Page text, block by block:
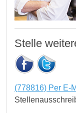
Stelle
(778816) Per E-